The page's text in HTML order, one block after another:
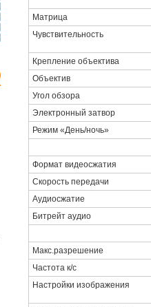
Матрица
Чувствительность
Крепление объектива
Объектив
Угол обзора
Электронный затвор
Режим «День/ночь»
Формат видеосжатия
Скорость передачи
Аудиосжатие
Битрейт аудио
Макс.разрешение
Частота к/с
Настройки изображения